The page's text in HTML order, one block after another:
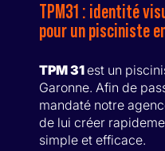
TPM31 : identité
pour un pisciniste
TPM 31est un
Garonne. Afin de
mandaté notre
de lui créer
simple et efficace.